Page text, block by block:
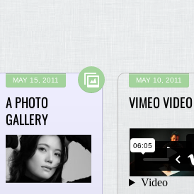
MAY 15, 2011
A PHOTO
GALLERY
MAY 10, 2011
VIMEO VIDEO